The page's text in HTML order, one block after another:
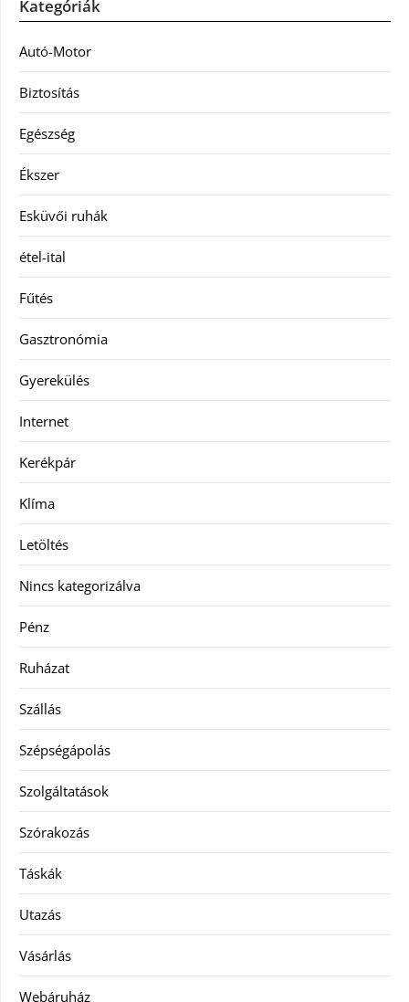
Kategóriák
Autó-Motor
Biztosítás
Egészség
Ékszer
Esküvői ruhák
étel-ital
Fűtés
Gasztronómia
Gyerekülés
Internet
Kerékpár
Klíma
Letöltés
Nincs kategorizálva
Pénz
Ruházat
Szállás
Szépségápolás
Szolgáltatások
Szórakozás
Táskák
Utazás
Vásárlás
Webáruház